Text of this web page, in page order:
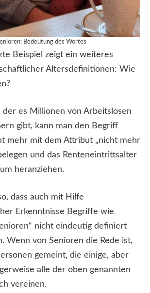
Bedeutung des Wortes
Beispiel zeigt ein weiteres
Altersdefinitionen: Wie
der es Millionen von Arbeitslosen
gibt, kann man den Begriff
mehr mit dem Attribut „nicht mehr
und das Renteneintrittsalter
heranziehen.
dass auch mit Hilfe
Erkenntnisse Begriffe wie
nicht eindeutig definiert
Wenn von Senioren die Rede ist,
gemeint, die einige, aber
alle der oben genannten
vereinen.